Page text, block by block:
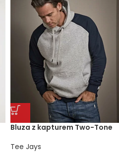
Bluza z kapturem Two-Tone
Tee Jays